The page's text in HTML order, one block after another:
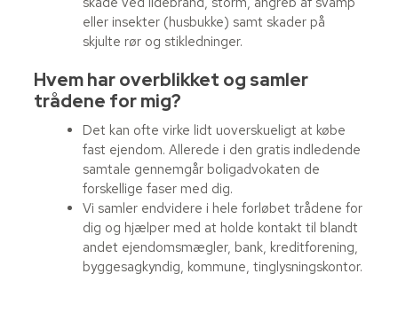
eller insekter (husbukke) samt skader på
skjulte rør og stikledninger.
Hvem har overblikket og samler
trådene for mig?
Det kan ofte virke lidt uoverskueligt at købe
fast ejendom. Allerede i den gratis indledende
samtale gennemgår boligadvokaten de
forskellige faser med dig.
Vi samler endvidere i hele forløbet trådene for
dig og hjælper med at holde kontakt til blandt
andet ejendomsmægler, bank, kreditforening,
byggesagkyndig, kommune, tinglysningskontor.